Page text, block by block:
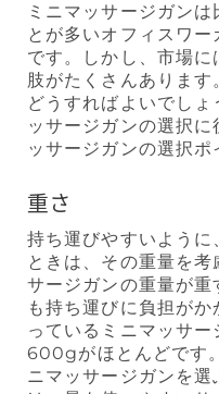
ミニマッサージガン
とが多いオフィスワ
です。しかし、市場
肢がたくさんありま
どうすればよいでし
ッサージガンの選択
ッサージガンの選択ポ
重さ
持ち運びやすいよう
ときは、その重量を
サージガンの重量が重
も持ち運びに負担が
っているミニマッサ
600gがほとんどです
ニマッサージガンを